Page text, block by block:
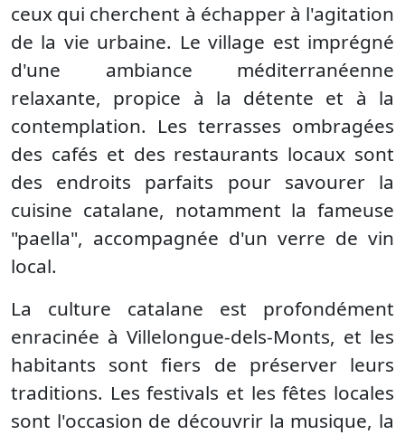
ceux qui cherchent à échapper à l'agitation
de la vie urbaine. Le village est imprégné
d'une ambiance méditerranéenne
relaxante, propice à la détente et à la
contemplation. Les terrasses ombragées
des cafés et des restaurants locaux sont
des endroits parfaits pour savourer la
cuisine catalane, notamment la fameuse
"paella", accompagnée d'un verre de vin
local.
La culture catalane est profondément
enracinée à Villelongue-dels-Monts, et les
habitants sont fiers de préserver leurs
traditions. Les festivals et les fêtes locales
sont l'occasion de découvrir la musique, la